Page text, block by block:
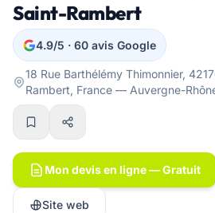
Saint-Rambert
4.9/5 · 60 avis Google
18 Rue Barthélémy Thimonnier,
Rambert, France — Auvergne-
Mon devis en ligne — Gratuit
Site web